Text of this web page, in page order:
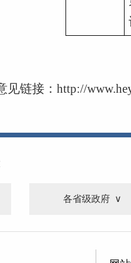
见链接： http://
各省级政府